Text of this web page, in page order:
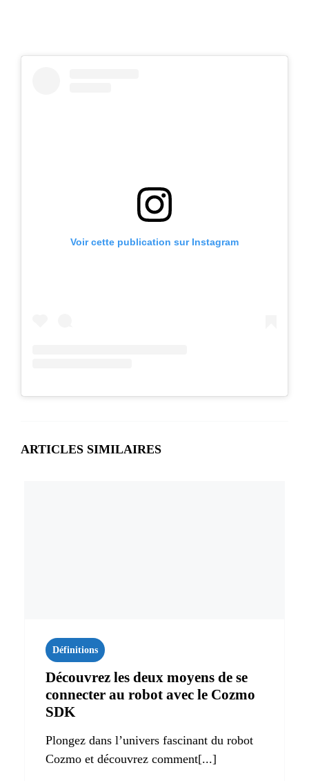
Voir cette publication sur Instagram
ARTICLES SIMILAIRES
Définitions
Découvrez les deux moyens de se
connecter au robot avec le Cozmo
SDK
Plongez dans l’univers fascinant du robot
Cozmo et découvrez comment[...]